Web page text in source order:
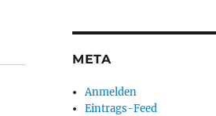
META
Anmelden
Eintrags-Feed